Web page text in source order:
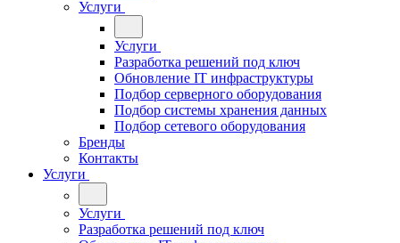
Услуги
Услуги
Разработка решений под ключ
Обновление IT инфраструктуры
Подбор серверного оборудования
Подбор системы хранения данных
Подбор сетевого оборудования
Бренды
Контакты
Услуги
Услуги
Разработка решений под ключ